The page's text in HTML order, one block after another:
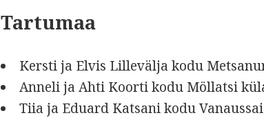
Tartumaa
Kersti ja Elvis Lillevälja kodu
Anneli ja Ahti Koorti kodu Möllatsi
Tiia ja Eduard Katsani kodu